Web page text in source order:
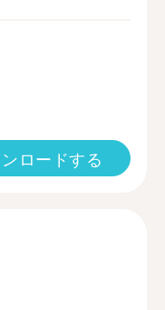
ロードする